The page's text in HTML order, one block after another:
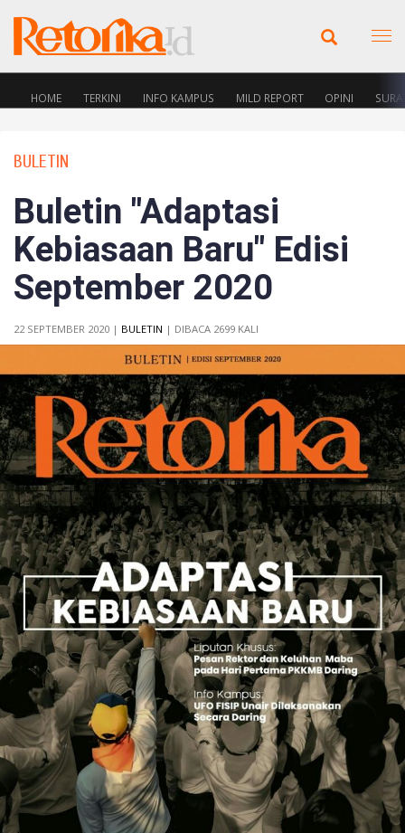
HOME TERKINI INFO KAMPUS MILD REPORT OPINI
BULETIN
Buletin "Adaptasi
Kebiasaan Baru" Edisi
September 2020
22 SEPTEMBER 2020 | BULETIN | DIBACA 2699 KALI